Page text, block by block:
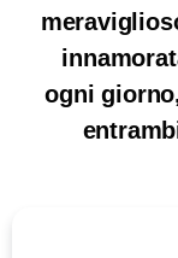
ogni